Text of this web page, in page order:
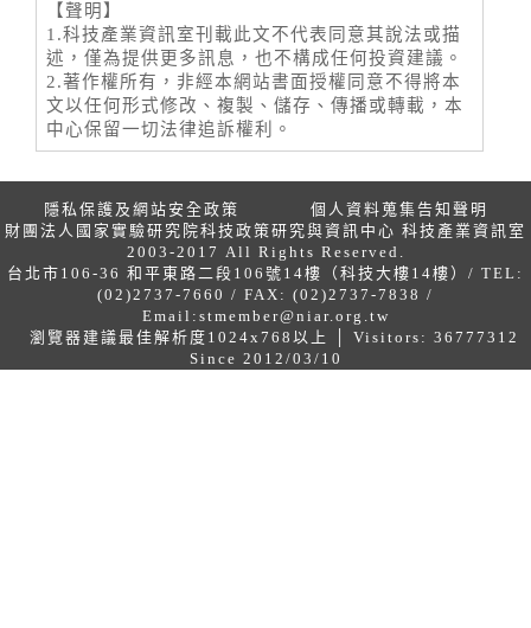
【聲明】
1.科技產業資訊室刊載此文不代表同意其說法或描
述，僅為提供更多訊息，也不構成任何投資建議。
2.著作權所有，非經本網站書面授權同意不得將本
文以任何形式修改、複製、儲存、傳播或轉載，本
中心保留一切法律追訴權利。
隱私保護及網站安全政策
個人資料蒐集告知聲明
財團法人國家實驗研究院科技政策研究與資訊中心 科技產業資訊室
2003-2017 All Rights Reserved.
台北市106-36 和平東路二段106號14樓（科技大樓14樓）/ TEL:
(02)2737-7660 / FAX: (02)2737-7838 /
Email: stmember@niar.org.tw
瀏覽器建議最佳解析度1024x768以上 │ Visitors: 36777312
Since 2012/03/10